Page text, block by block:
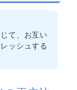
て、お互い
ッシュする